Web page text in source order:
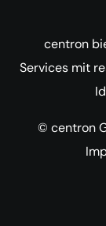
centron
Services mit
© centron